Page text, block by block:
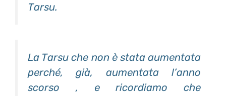
Tarsu.
La Tarsu che non è stata aumentata
perché, già, aumentata l’anno
scorso , e ricordiamo che